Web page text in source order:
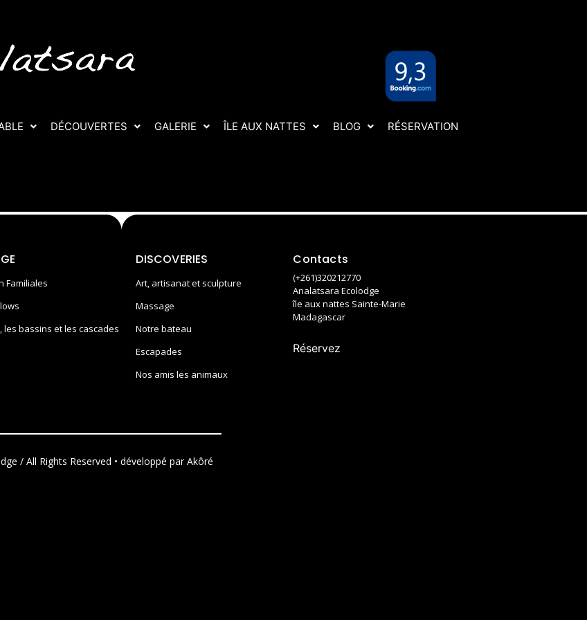
DÉCOUVERTES GALERIE ÎLE AUX NATTES BLOG RÉSERVATION
Familiales
les bassins et les cascades
DISCOVERIES
Art, artisanat et sculpture
Massage
Notre bateau
Escapades
Nos amis les animaux
Contacts
(+261)320212770
Analatsara Ecolodge
île aux nattes Sainte-Marie
Madagascar
Réservez
/ All Rights Reserved • développé parAkôré